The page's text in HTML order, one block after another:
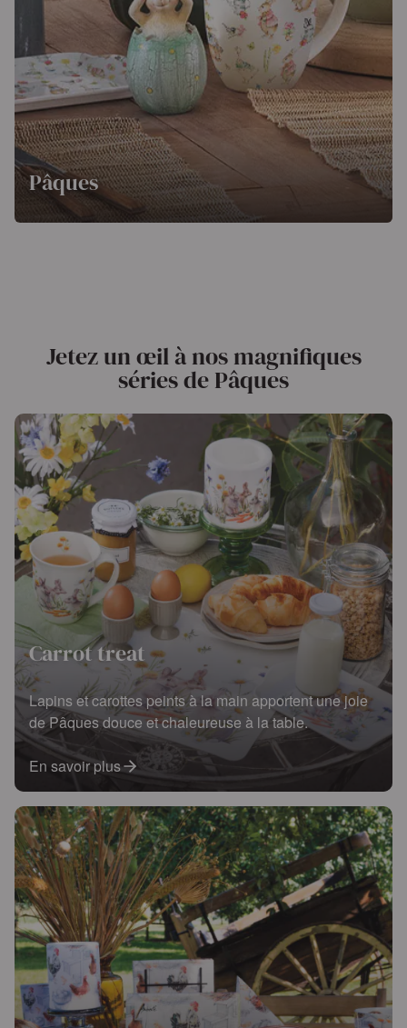
Pâques
Jetez un œil à nos magnifiques
séries de Pâques
Carrot treat
Lapins et carottes peints à la main apportent une joie
de Pâques douce et chaleureuse à la table.
En savoir plus